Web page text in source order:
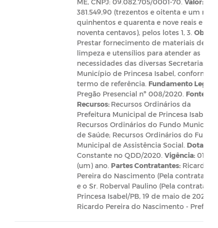
ME, CNPJ: 09.082.705/0001-70. Valor:R$
381.549,90 (trezentos e oitenta e um mil
quinhentos e quarenta e nove reais e
noventa centavos), pelos lotes 1, 3.
Prestar fornecimento de materiais de
limpeza e utensílios para atender as
necessidades das diversas Secretarias do
Município de Princesa Isabel, conforme
termo de referência. Fundamento Legal:
Pregão Presencial nº 008/2020. Fonte de
Recursos: Recursos Ordinários da
Prefeitura Municipal de Princesa Isabel;
Recursos Ordinários do Fundo Municipal
de Saúde; Recursos Ordinários do Fundo
Municipal de Assistência Social. Dotação:
Constante no QDD/2020. Vigência:01
(um) ano. Partes Contratantes:Ricardo
Pereira do Nascimento (Pela contratante)
e o Sr. Roberval Paulino (Pela
Princesa Isabel/PB, 19 de maio de 2020.
Ricardo Pereira do Nascimento - Prefeito.